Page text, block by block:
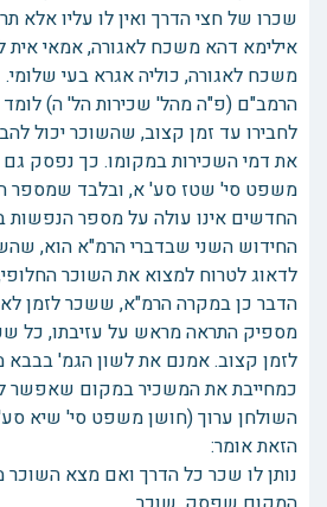
שכרו של חצי הדרך ואין לו עליו אלא
אילימא דהא משכח לאגורה, אמאי אית
משכח לאגורה, כוליה אגרא בעי שלומי.
הרמב"ם (פ"ה מהל' שכירות הל' ה) לומד
לחבירו עד זמן קצוב, שהשוכר יכול
את דמי השכירות במקומו. כך נפסק גם
משפט סי' שטז סע' א, ובלבד שמספר
החדשים אינו עולה על מספר הנפשות
החידוש השני שבדברי הרמ"א הוא,
לדאוג לטרוח למצוא את השוכר
הדבר כן במקרה הרמ"א, ששכר לזמן
מספיק התראה מראש על עזיבתו, כל
לזמן קצוב. אמנם את לשון הגמ' בבבא
כמחייבת את המשכיר במקום שאפשר
השולחן ערוך (חושן משפט סי' שיא
הזאת אומר:
נותן לו שכר כל הדרך ואם מצא השוכר